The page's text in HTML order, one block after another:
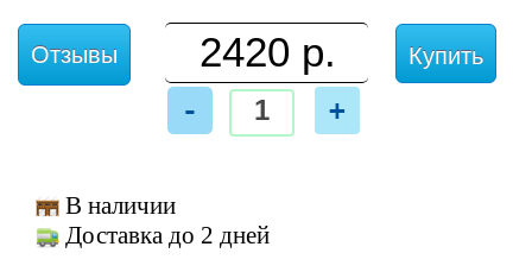
Отзывы
- +
Купить
В наличии
Доставка до 2 дней